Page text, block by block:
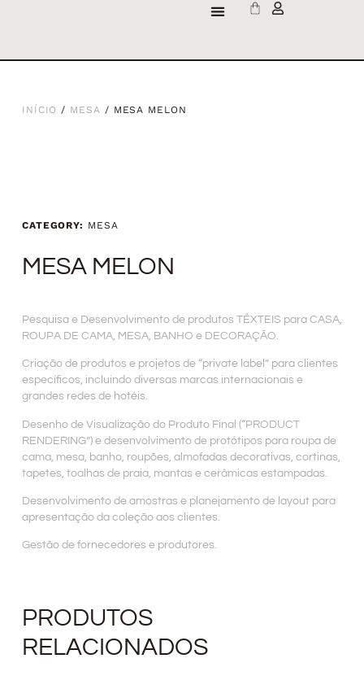
INÍCIO / MESA / MESA MELON
CATEGORY: MESA
MESA MELON
Pesquisa e Desenvolvimento de produtos TÊXTEIS para CASA,
ROUPA DE CAMA, MESA, BANHO e DECORAÇÃO.
Criação de produtos e projetos de “private label” para clientes
específicos, incluindo diversas marcas internacionais e
grandes redes de hotéis.
Desenho de Visualização do Produto Final (“PRODUCT
RENDERING”) e desenvolvimento de protótipos para roupa de
cama, mesa, banho, roupões, almofadas decorativas, cortinas,
tapetes, toalhas de praia, mantas e cerâmicas estampadas.
Desenvolvimento de amostras e planejamento de layout para
apresentação da coleção aos clientes.
Gestão de fornecedores e produtores.
PRODUTOS
RELACIONADOS